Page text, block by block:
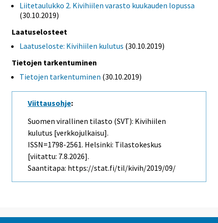
Liitetaulukko 2. Kivihiilen varasto kuukauden lopussa
(30.10.2019)
Laatuselosteet
Laatuseloste: Kivihiilen kulutus (30.10.2019)
Tietojen tarkentuminen
Tietojen tarkentuminen (30.10.2019)
Viittausohje:
Suomen virallinen tilasto (SVT): Kivihiilen
kulutus [verkkojulkaisu].
ISSN=1798-2561. Helsinki: Tilastokeskus
[viitattu: 7.8.2026].
Saantitapa: https://stat.fi/til/kivih/2019/09/